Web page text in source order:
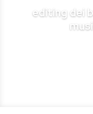
editing dei